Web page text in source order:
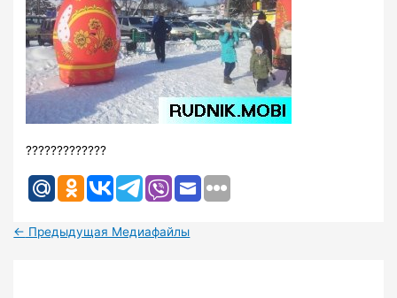
?????????????
← Предыдущая Медиафайлы